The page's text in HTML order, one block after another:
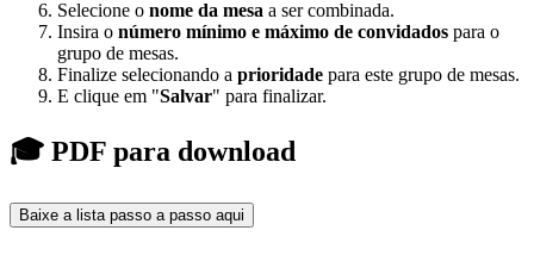
Selecione o nome da mesa a ser combinada.
Insira o número mínimo e máximo de convidados para o
grupo de mesas.
Finalize selecionando a prioridade para este grupo de mesas.
E clique em "Salvar" para finalizar.
🎓 PDF para download
Baixe a lista passo a passo aqui